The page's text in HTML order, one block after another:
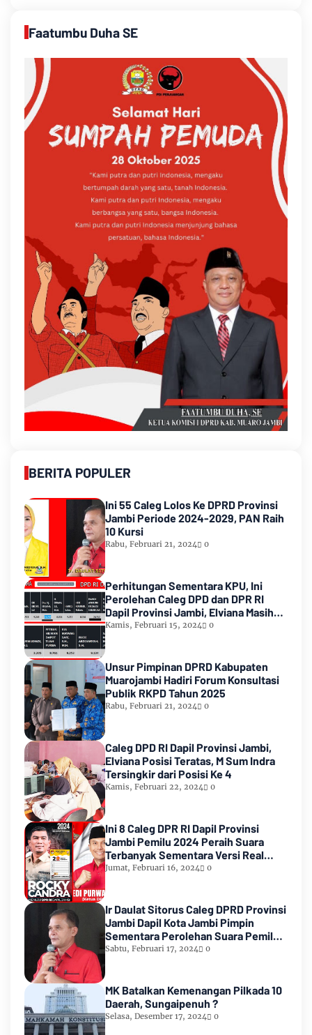
Faatumbu Duha SE
BERITA POPULER
Ini 55 Caleg Lolos Ke DPRD Provinsi
Jambi Periode 2024-2029, PAN Raih
10 Kursi
Rabu, Februari 21, 2024 0
Perhitungan Sementara KPU, Ini
Perolehan Caleg DPD dan DPR RI
Dapil Provinsi Jambi, Elviana Masih
Urutan Kedua Teratas
Kamis, Februari 15, 2024 0
Unsur Pimpinan DPRD Kabupaten
Muarojambi Hadiri Forum Konsultasi
Publik RKPD Tahun 2025
Rabu, Februari 21, 2024 0
Caleg DPD RI Dapil Provinsi Jambi,
Elviana Posisi Teratas, M Sum Indra
Tersingkir dari Posisi Ke 4
Kamis, Februari 22, 2024 0
Ini 8 Caleg DPR RI Dapil Provinsi
Jambi Pemilu 2024 Peraih Suara
Terbanyak Sementara Versi Real
Count KPU RI
Jumat, Februari 16, 2024 0
Ir Daulat Sitorus Caleg DPRD Provinsi
Jambi Dapil Kota Jambi Pimpin
Sementara Perolehan Suara Pemilu
2024
Sabtu, Februari 17, 2024 0
MK Batalkan Kemenangan Pilkada 10
Daerah, Sungaipenuh ?
Selasa, Desember 17, 2024 0